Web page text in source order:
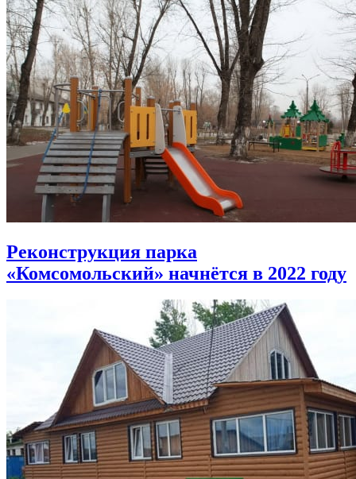
Реконструкция парка
«Комсомольский» начнётся в 2022 году